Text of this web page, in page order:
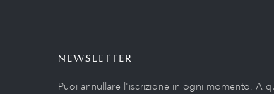
NEWSLETTER
Puoi annullare l'iscrizione in ogni momento. A